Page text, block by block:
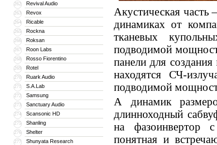
262 Revival Audio
263 Revox
264 Ricable
265 Rockna
266 Roksan
267 Roon Labs
268 Rosso Fiorentino
269 Rotel
270 Ruark Audio
271 S.A.Lab
272 Samsung
273 Sanctuary Audio
274 Scansonic HD
275 Shanling
276 Shelter
277 Shunyata Research
Акустическая часть
динамиках от
тканевых
подводимой
панели для
находятся СЧ-
подводимой
А динамик
длинноходный
на фазоинвертор
понятная и